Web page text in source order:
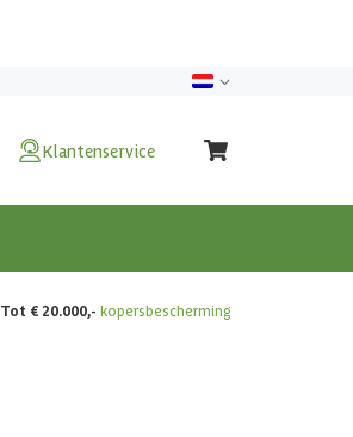
Klantenservice
Tot € 20.000,- kopersbescherming